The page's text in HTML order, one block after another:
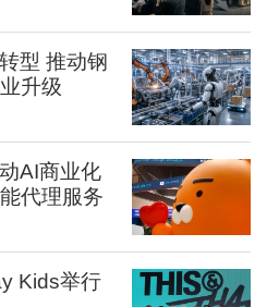
型 推动钢
升级
AI商业化
代理服务
Kids举行